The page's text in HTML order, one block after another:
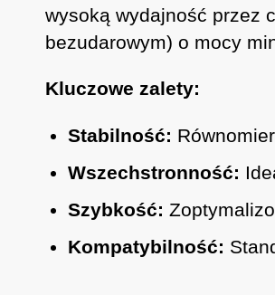
wysoką wydajność przez
bezudarowym) o mocy
Kluczowe zalety:
Stabilność:
Wszechstronność:
Szybkość:
Kompatybilność: